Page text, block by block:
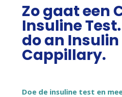
Zo gaat een
Insuline
do an Insulin
Cappillary.
Doe de insuline test en